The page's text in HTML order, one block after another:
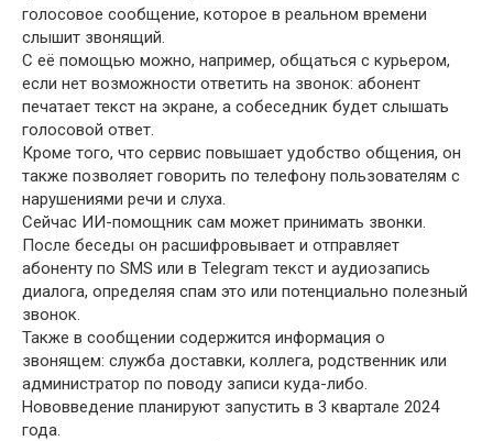
голосовое сообщение, которое в реальном времени
слышит звонящий.
С её помощью можно, например, общаться с курьером,
если нет возможности ответить на звонок: абонент
печатает текст на экране, а собеседник будет слышать
голосовой ответ.
Кроме того, что сервис повышает удобство общения, он
также позволяет говорить по телефону пользователям с
нарушениями речи и слуха.
Сейчас ИИ-помощник сам может принимать звонки.
После беседы он расшифровывает и отправляет
абоненту по SMS или в Telegram текст и аудиозапись
диалога, определяя спам это или потенциально полезный
звонок.
Также в сообщении содержится информация о
звонящем: служба доставки, коллега, родственник или
администратор по поводу записи куда-либо.
Нововведение планируют запустить в 3 квартале 2024
года.